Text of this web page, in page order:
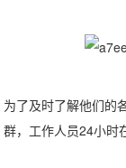
为了及时了解他们的
群，工作人员24小时